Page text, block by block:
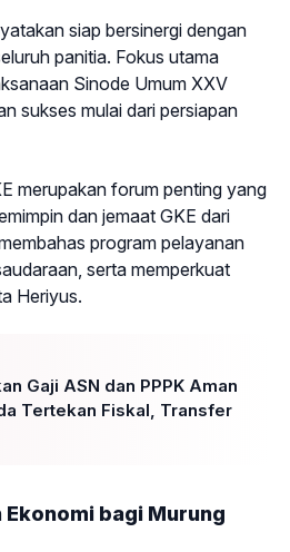
siap bersinergi dengan
panitia. Fokus utama
Sinode Umum XXV
sukses mulai dari persiapan
merupakan forum penting yang
dan jemaat GKE dari
program pelayanan
serta memperkuat
Heriyus.
Gaji ASN dan PPPK Aman
Tertekan Fiskal, Transfer
Ekonomi bagi Murung